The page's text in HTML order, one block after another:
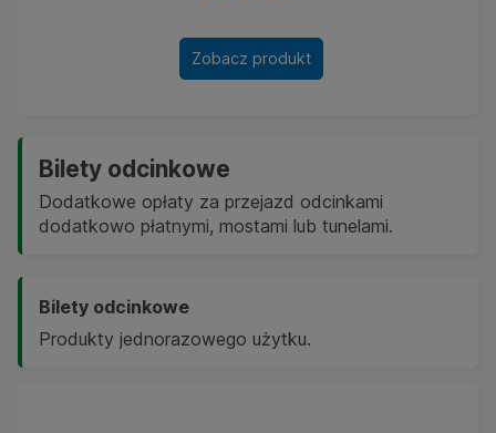
Zobacz produkt
Bilety odcinkowe
Dodatkowe opłaty za przejazd odcinkami
dodatkowo płatnymi, mostami lub tunelami.
Bilety odcinkowe
Produkty jednorazowego użytku.